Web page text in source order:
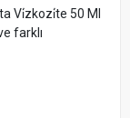
Vi̇zkozi̇te 50 Ml
farklı